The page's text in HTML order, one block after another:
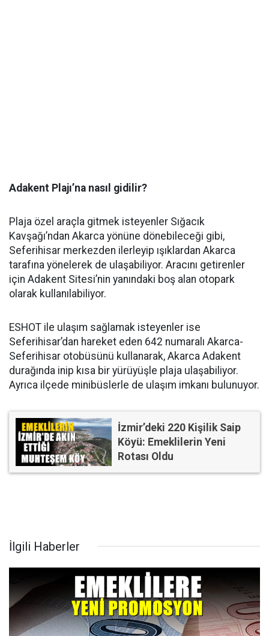
Adakent Plajı’na nasıl gidilir?
Plaja özel araçla gitmek isteyenler Sığacık
Kavşağı’ndan Akarca yönüne dönebileceği gibi,
Seferihisar merkezden ilerleyip ışıklardan Akarca
tarafına yönelerek de ulaşabiliyor. Aracını getirenler
için Adakent Sitesi’nin yanındaki boş alan otopark
olarak kullanılabiliyor.
ESHOT ile ulaşım sağlamak isteyenler ise
Seferihisar’dan hareket eden 642 numaralı Akarca-
Seferihisar otobüsünü kullanarak, Akarca Adakent
durağında inip kısa bir yürüyüşle plaja ulaşabiliyor.
Ayrıca ilçede minibüslerle de ulaşım imkanı bulunuyor.
İzmir’deki 220 Kişilik Saip
Köyü: Emeklilerin Yeni
Rotası Oldu
İlgili Haberler